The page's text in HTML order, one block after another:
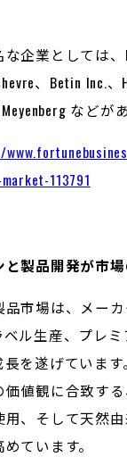
企業としては、
、Betin Inc.、
などが
113791
と製品開発が市
市場は、メー
ル生産、プレ
を遂げていま
価値観に合致す
用、そして天然
ています。